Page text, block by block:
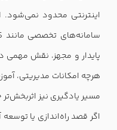
اینترنتی محدود نمی‌شود.
پایدار و مجهز، نقش مهمی
هرچه امکانات مدیریتی،
مسیر یادگیری نیز
اگر قصد راه‌اندازی یا